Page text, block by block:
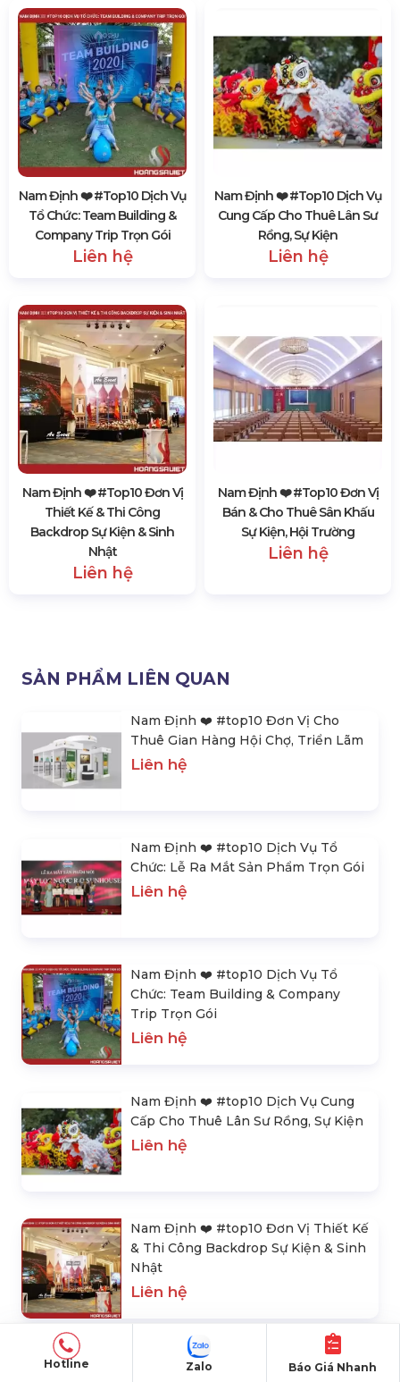
Nam Định ❤️️ #top10 Dịch Vụ
Tổ Chức: Team Building &
Company Trip Trọn Gói
Liên hệ
Nam Định ❤️️ #top10 Dịch Vụ
Cung Cấp Cho Thuê Lân Sư
Rồng, Sự Kiện
Liên hệ
Nam Định ❤️️ #top10 Đơn Vị
Thiết Kế & Thi Công
Backdrop Sự Kiện & Sinh
Nhật
Liên hệ
Nam Định ❤️️ #top10 Đơn Vị
Bán & Cho Thuê Sân Khấu
Sự Kiện, Hội Trường
Liên hệ
SẢN PHẨM LIÊN QUAN
Nam Định ❤️️ #top10 Đơn Vị Cho
Thuê Gian Hàng Hội Chợ, Triển Lãm
Liên hệ
Nam Định ❤️️ #top10 Dịch Vụ Tổ
Chức: Lễ Ra Mắt Sản Phẩm Trọn Gói
Liên hệ
Nam Định ❤️️ #top10 Dịch Vụ Tổ
Chức: Team Building & Company
Trip Trọn Gói
Liên hệ
Nam Định ❤️️ #top10 Dịch Vụ Cung
Cấp Cho Thuê Lân Sư Rồng, Sự Kiện
Liên hệ
Nam Định ❤️️ #top10 Đơn Vị Thiết Kế
& Thi Công Backdrop Sự Kiện & Sinh
Nhật
Liên hệ
SẢN PHẨM NỔI BẬT
Hotline Báo Giá Nhanh
Zalo